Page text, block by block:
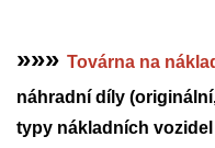
»»» Továrna na
náhradní díly
typy nákladních